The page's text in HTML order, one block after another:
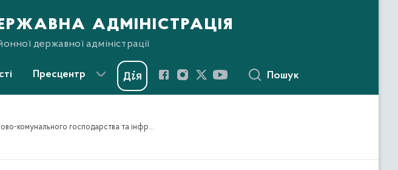
адміністрація
державної адміністрації
Пресцентр Пошук
Про утворення архітектурно- містобудівної ради при відділі містобудування, житлово-комунального господарства та інфраструктури управління соціально-економічного розвитку територій районної військової адміністрації